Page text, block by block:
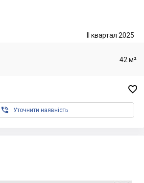
II квартал 2025
42 м²

 Уточнити наявність